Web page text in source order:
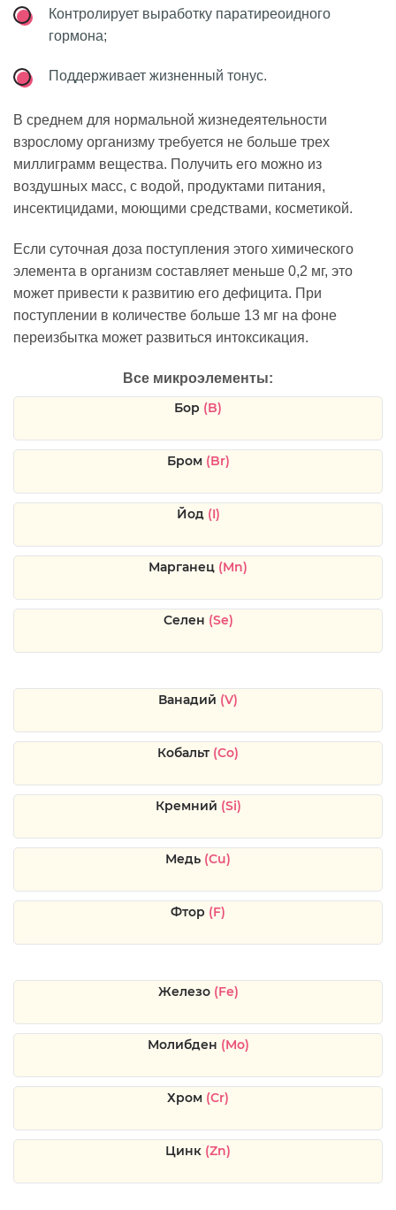
Контролирует выработку паратиреоидного
гормона;
Поддерживает жизненный тонус.
В среднем для нормальной жизнедеятельности
взрослому организму требуется не больше трех
миллиграмм вещества. Получить его можно из
воздушных масс, с водой, продуктами питания,
инсектицидами, моющими средствами, косметикой.
Если суточная доза поступления этого химического
элемента в организм составляет меньше 0,2 мг, это
может привести к развитию его дефицита. При
поступлении в количестве больше 13 мг на фоне
переизбытка может развиться интоксикация.
Все микроэлементы:
Бор (B)
Бром (Br)
Йод (I)
Марганец (Mn)
Селен (Se)
Ванадий (V)
Кобальт (Co)
Кремний (Si)
Медь (Cu)
Фтор (F)
Железо (Fe)
Молибден (Mo)
Хром (Cr)
Цинк (Zn)